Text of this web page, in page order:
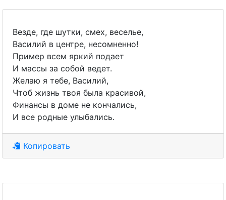
Везде, где шутки, смех, веселье,
Василий в центре, несомненно!
Пример всем яркий подает
И массы за собой ведет.
Желаю я тебе, Василий,
Чтоб жизнь твоя была красивой,
Финансы в доме не кончались,
И все родные улыбались.
Копировать